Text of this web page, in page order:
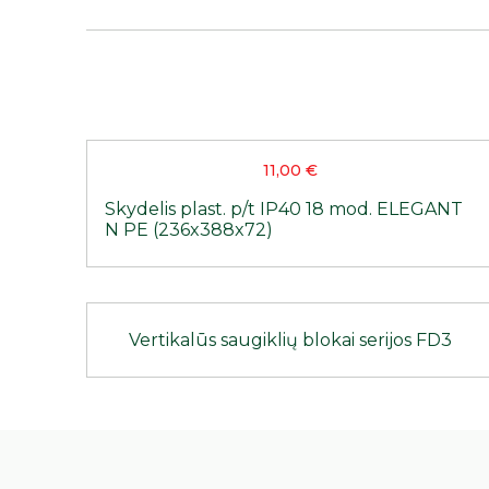
Skydelis plast. p/t IP40 18 mod. ELEGANT
N PE (236x388x72)
11,00€
Vertikalūs saugiklių blokai serijos FD3